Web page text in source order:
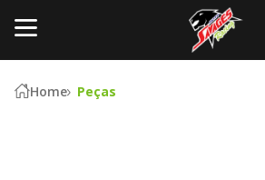
Home Peças